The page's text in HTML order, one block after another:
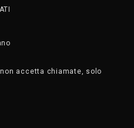
accetta chiamate, solo